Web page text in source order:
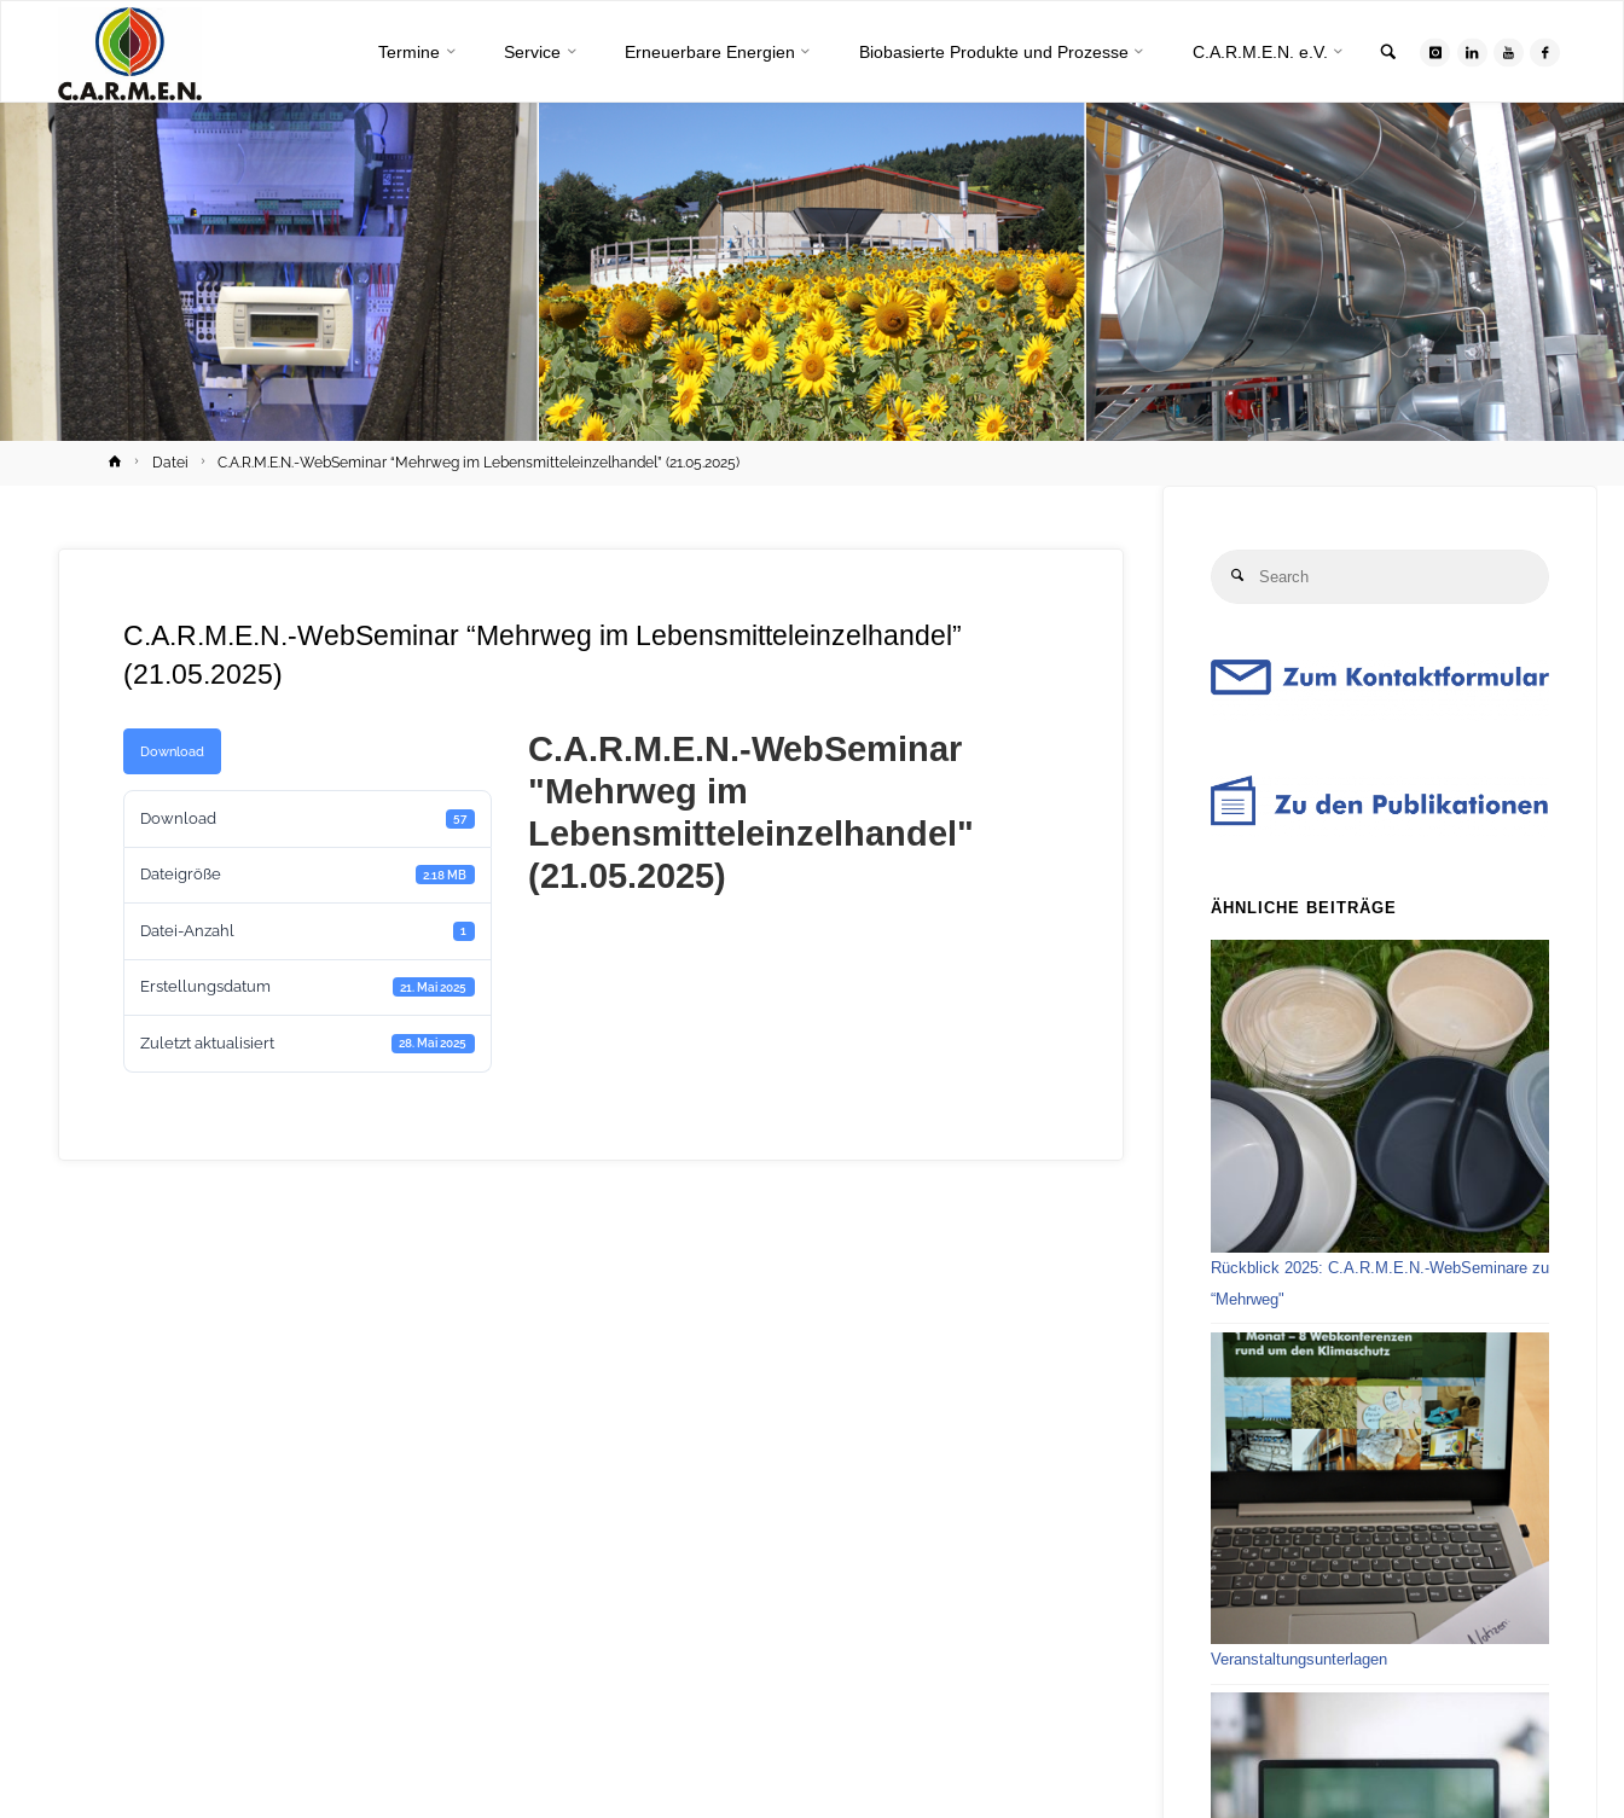
content
Termine Service Erneuerbare Energien Biobasierte Produkte und Prozesse C.A.R.M.E.N. e.V.
HomeDatei C.A.R.M.E.N.-WebSeminar “Mehrweg im Lebensmitteleinzelhandel” (21.05.2025)
C.A.R.M.E.N.-WebSeminar “Mehrweg im Lebensmitteleinzelhandel”
(21.05.2025)
Download
Download 57
Dateigröße 2.18 MB
Datei-Anzahl 1
Erstellungsdatum 21. Mai 2025
Zuletzt aktualisiert 28. Mai 2025
C.A.R.M.E.N.-WebSeminar
"Mehrweg im
Lebensmitteleinzelhandel"
(21.05.2025)
Search
ÄHNLICHE BEITRÄGE
Rückblick 2025: C.A.R.M.E.N.-WebSeminare zu
“Mehrweg"
Veranstaltungsunterlagen